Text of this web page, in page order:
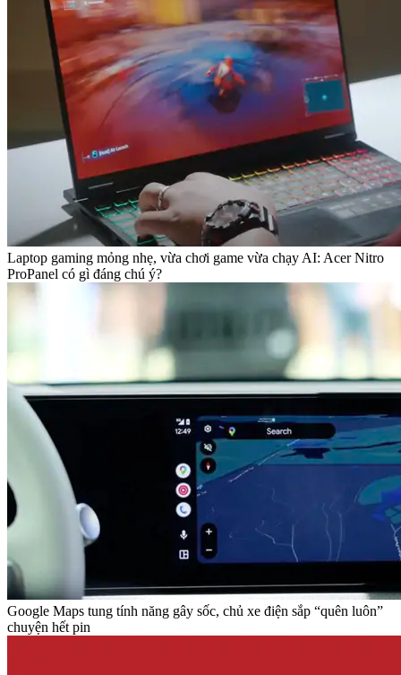
Laptop gaming mỏng nhẹ, vừa chơi game vừa chạy AI: Acer Nitro
ProPanel có gì đáng chú ý?
Google Maps tung tính năng gây sốc, chủ xe điện sắp “quên luôn”
chuyện hết pin